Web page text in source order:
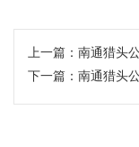
上一篇： 南通猎头
下一篇： 南通猎头